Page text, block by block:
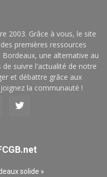
2003. Grâce à vous, le site
premières ressources
une alternative au
suivre l'actualité de notre
et débattre grâce aux
la communauté !
solide »